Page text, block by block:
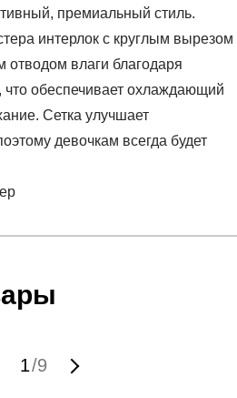
премиальный стиль.
интерлок с круглым вырезом
влаги благодаря
обеспечивает охлаждающий
Сетка улучшает
девочкам всегда будет
T-Shirt Girls
1/9